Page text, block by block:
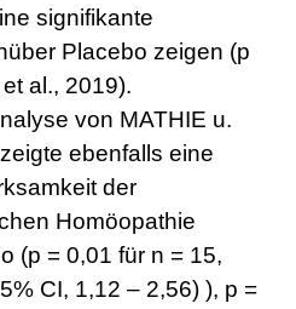
signifikante
Placebo zeigen (p
al., 2019).
von MATHIE u.
ebenfalls eine
der
Homöopathie
(p = 0,01 für n = 15,
CI, 1,12 – 2,56) ), p =